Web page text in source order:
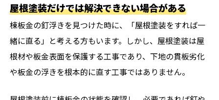
屋根塗装だけでは解決できない場合がある
棟板金の釘浮きを見つけた時に、「屋根塗装をすれば一
緒に直る」と考える方もいます。しかし、屋根塗装は屋
根材や板金表面を保護する工事であり、下地の貫板劣化
や板金の浮きを根本的に直す工事ではありません。